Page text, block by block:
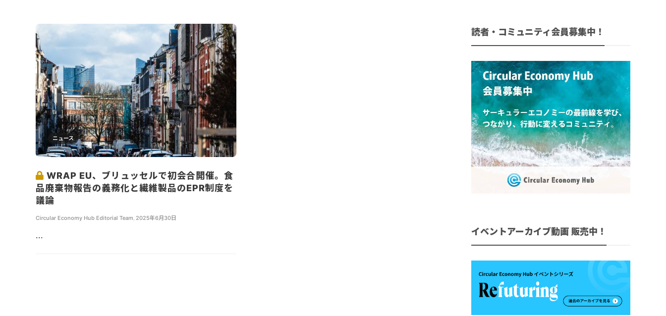
ニュース
WRAP EU、ブリュッセルで初会合開催。食
品廃棄物報告の義務化と繊維製品のEPR制度を
議論
Circular Economy Hub Editorial Team, 2025年6月30日
...
読者・コミュニティ会員募集中！
イベントアーカイブ動画 販売中！